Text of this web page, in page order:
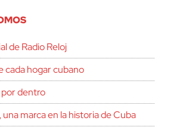
de Radio Reloj
cada hogar cubano
por dentro
una marca en la historia de Cuba